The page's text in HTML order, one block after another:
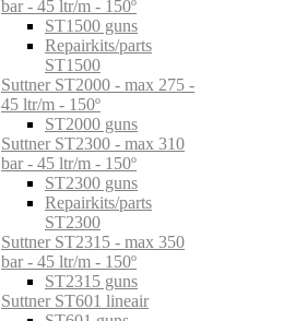
bar - 45 ltr/m - 150º
ST1500 guns
Repairkits/parts
ST1500
Suttner ST2000 - max 275 -
45 ltr/m - 150º
ST2000 guns
Suttner ST2300 - max 310
bar - 45 ltr/m - 150º
ST2300 guns
Repairkits/parts
ST2300
Suttner ST2315 - max 350
bar - 45 ltr/m - 150º
ST2315 guns
Suttner ST601 lineair